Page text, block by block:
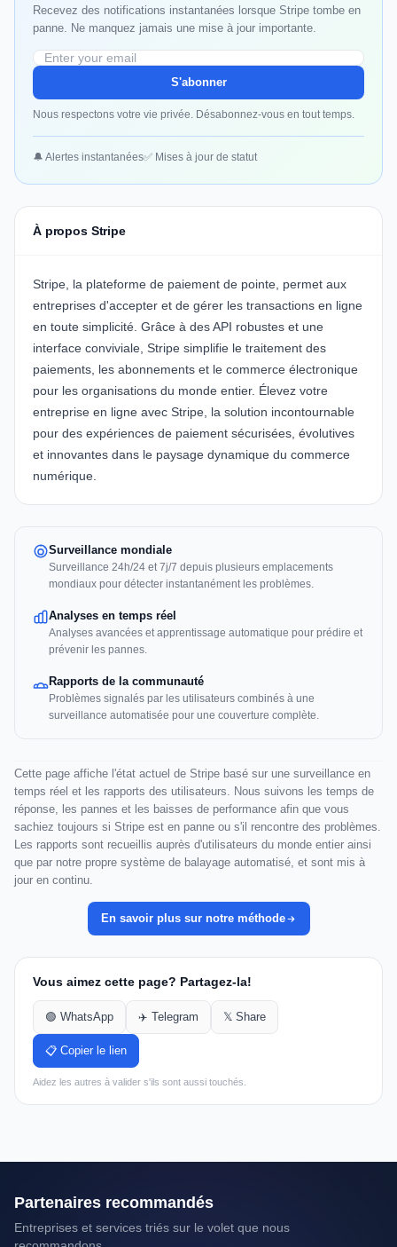
Recevez des notifications instantanées lorsque Stripe tombe en
panne. Ne manquez jamais une mise à jour importante.
S'abonner
Nous respectons votre vie privée. Désabonnez-vous en tout temps.
🔔 Alertes instantanées✅ Mises à jour de statut
À propos Stripe
Stripe, la plateforme de paiement de pointe, permet aux
entreprises d'accepter et de gérer les transactions en ligne
en toute simplicité. Grâce à des API robustes et une
interface conviviale, Stripe simplifie le traitement des
paiements, les abonnements et le commerce électronique
pour les organisations du monde entier. Élevez votre
entreprise en ligne avec Stripe, la solution incontournable
pour des expériences de paiement sécurisées, évolutives
et innovantes dans le paysage dynamique du commerce
numérique.
Surveillance mondiale
Surveillance 24h/24 et 7j/7 depuis plusieurs emplacements
mondiaux pour détecter instantanément les problèmes.
Analyses en temps réel
Analyses avancées et apprentissage automatique pour prédire et
prévenir les pannes.
Rapports de la communauté
Problèmes signalés par les utilisateurs combinés à une
surveillance automatisée pour une couverture complète.
Cette page affiche l'état actuel de Stripe basé sur une surveillance en
temps réel et les rapports des utilisateurs. Nous suivons les temps de
réponse, les pannes et les baisses de performance afin que vous
sachiez toujours si Stripe est en panne ou s'il rencontre des problèmes.
Les rapports sont recueillis auprès d'utilisateurs du monde entier ainsi
que par notre propre système de balayage automatisé, et sont mis à
jour en continu.
En savoir plus sur notre méthode
Vous aimez cette page? Partagez-la!
🟢 WhatsApp ✈️ Telegram 𝕏 Share
📋 Copier le lien
Aidez les autres à valider s'ils sont aussi touchés.
Partenaires recommandés
Entreprises et services triés sur le volet que nous